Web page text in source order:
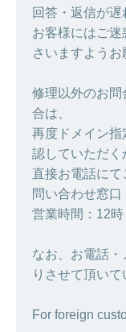
回答・返信が遅
お客様にはご
さいますようお
修理以外のお
合は、
再度ドメイン指
認していただく
直接お電話にて
問い合わせ窓
営業時間：12
なお、お電話
りさせて頂いて
For foreign